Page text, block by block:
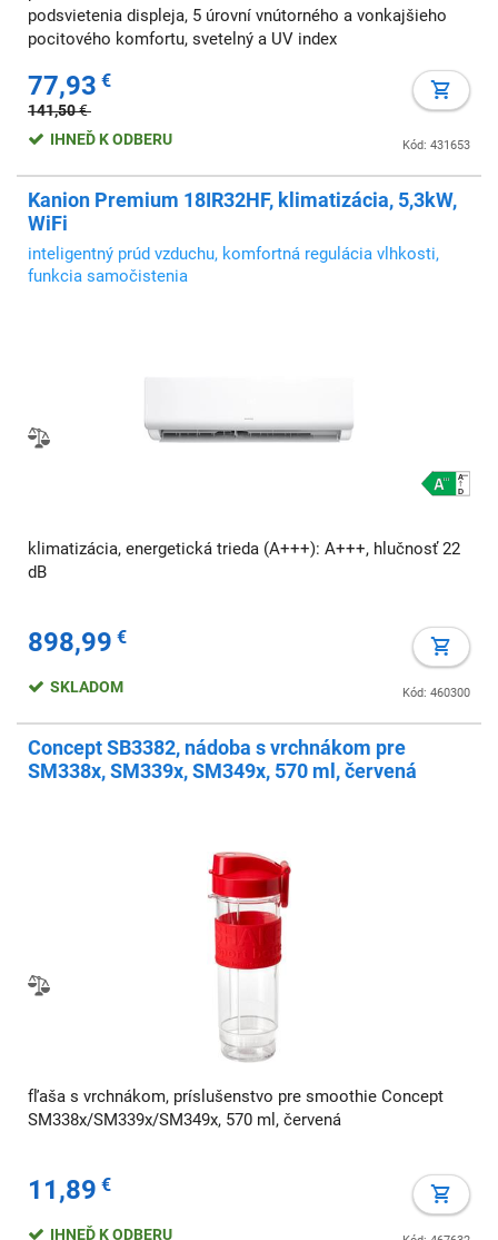
podsvietenia displeja, 5 úrovní vnútorného a vonkajšieho
pocitového komfortu, svetelný a UV index
77,93 €
141,50€
Kód: 431653
IHNEĎ K ODBERU
Kanion Premium 18IR32HF, klimatizácia, 5,3kW,
WiFi
inteligentný prúd vzduchu, komfortná regulácia vlhkosti,
funkcia samočistenia
klimatizácia, energetická trieda (A+++): A+++, hlučnosť 22
dB
898,99 €
Kód: 460300
SKLADOM
Concept SB3382, nádoba s vrchnákom pre
SM338x, SM339x, SM349x, 570 ml, červená
fľaša s vrchnákom, príslušenstvo pre smoothie Concept
SM338x/SM339x/SM349x, 570 ml, červená
11,89 €
IHNEĎ K ODBERU